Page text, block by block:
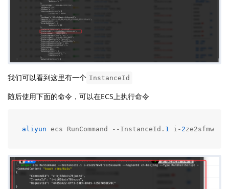
我们可以看到这里有一个 InstanceId
随后使用下面的命令，可以在ECS上执行命令
aliyun ecs RunCommand --InstanceId. 1 i- 2